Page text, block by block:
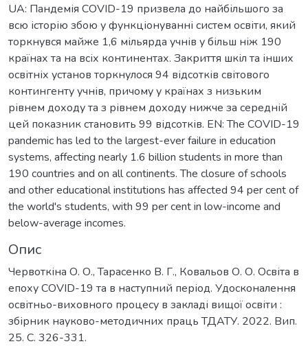
UA: Пандемія COVID-19 призвела до найбільшого за
всю історію збою у функціонуванні систем освіти, який
торкнувся майже 1,6 мільярда учнів у більш ніж 190
країнах та на всіх континентах. Закриття шкіл та інших
освітніх установ торкнулося 94 відсотків світового
контингенту учнів, причому у країнах з низьким
рівнем доходу та з рівнем доходу нижче за середній
цей показник становить 99 відсотків. EN: The COVID-19
pandemic has led to the largest-ever failure in education
systems, affecting nearly 1.6 billion students in more than
190 countries and on all continents. The closure of schools
and other educational institutions has affected 94 per cent of
the world's students, with 99 per cent in low-income and
below-average incomes.
Опис
Червоткіна О. О., Тарасенко В. Г., Ковальов О. О. Освіта в
епоху COVID-19 та в наступний період. Удосконалення
освітньо-виховного процесу в закладі вищої освіти :
збірник науково-методичних праць ТДАТУ. 2022. Вип.
25. С. 326-331.